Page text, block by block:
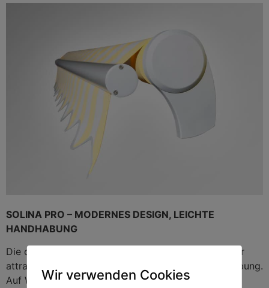
SOLINA PRO – MODERNES DESIGN, LEICHTE
HANDHABUNG
Die offene Markise SOLINA PRO überzeugt durch ihr
attraktives Aussehen, Stabilität und leichte Handhabung.
Auf Wunsch ist SOLINA PRO auch mit einem
Wir verwenden Cookies